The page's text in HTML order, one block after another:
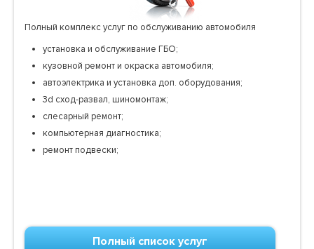
Полный комплекс услуг по обслуживанию автомобиля
установка и обслуживание ГБО;
кузовной ремонт и окраска автомобиля;
автоэлектрика и установка доп. оборудования;
3d сход-развал, шиномонтаж;
слесарный ремонт;
компьютерная диагностика;
ремонт подвески;
Полный список услуг